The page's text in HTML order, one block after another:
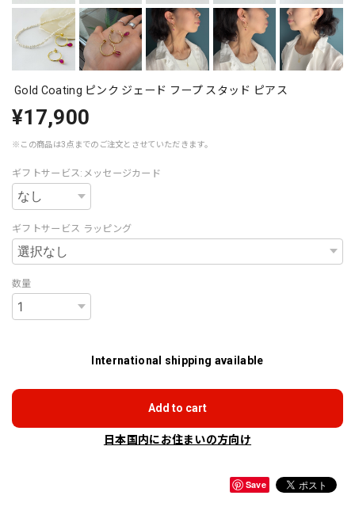
Gold Coating ピンク ジェード フープ スタッド ピアス
¥17,900
※この商品は3点までのご注文とさせていただきます。
ギフトサービス:メッセージカード
ギフトサービス ラッピング
数量
International shipping available
Add to cart
日本国内にお住まいの方向け
Save